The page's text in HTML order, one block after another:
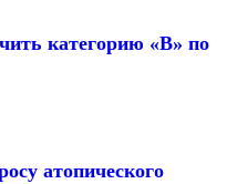
категорию «В» по
атопического